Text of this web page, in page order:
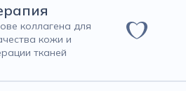
коллагена для
кожи и
тканей